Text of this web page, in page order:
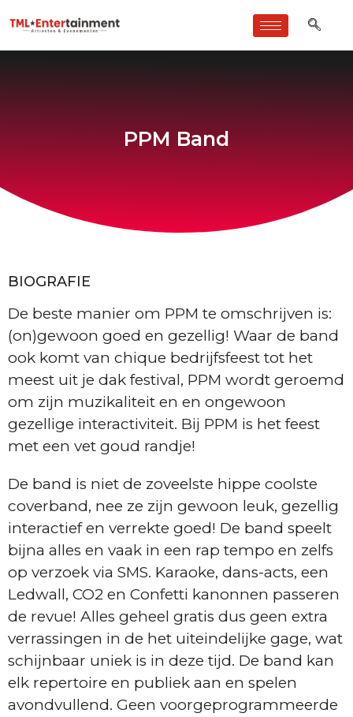
PPM Band
BIOGRAFIE
De beste manier om PPM te omschrijven is:
(on)gewoon goed en gezellig! Waar de band
ook komt van chique bedrijfsfeest tot het
meest uit je dak festival, PPM wordt geroemd
om zijn muzikaliteit en en ongewoon
gezellige interactiviteit. Bij PPM is het feest
met een vet goud randje!
De band is niet de zoveelste hippe coolste
coverband, nee ze zijn gewoon leuk, gezellig
interactief en verrekte goed! De band speelt
bijna alles en vaak in een rap tempo en zelfs
op verzoek via SMS. Karaoke, dans-acts, een
Ledwall, CO2 en Confetti kanonnen passeren
de revue! Alles geheel gratis dus geen extra
verrassingen in de het uiteindelijke gage, wat
schijnbaar uniek is in deze tijd. De band kan
elk repertoire en publiek aan en spelen
avondvullend. Geen voorgeprogrammeerde